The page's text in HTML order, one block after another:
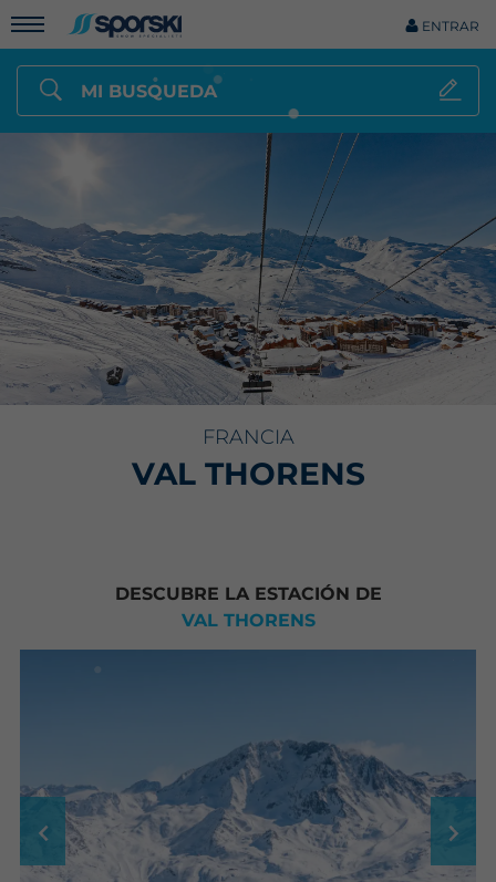
ENTRAR
MI BUSQUEDA
FRANCIA
VAL THORENS
DESCUBRE LA ESTACIÓN DE
VAL THORENS